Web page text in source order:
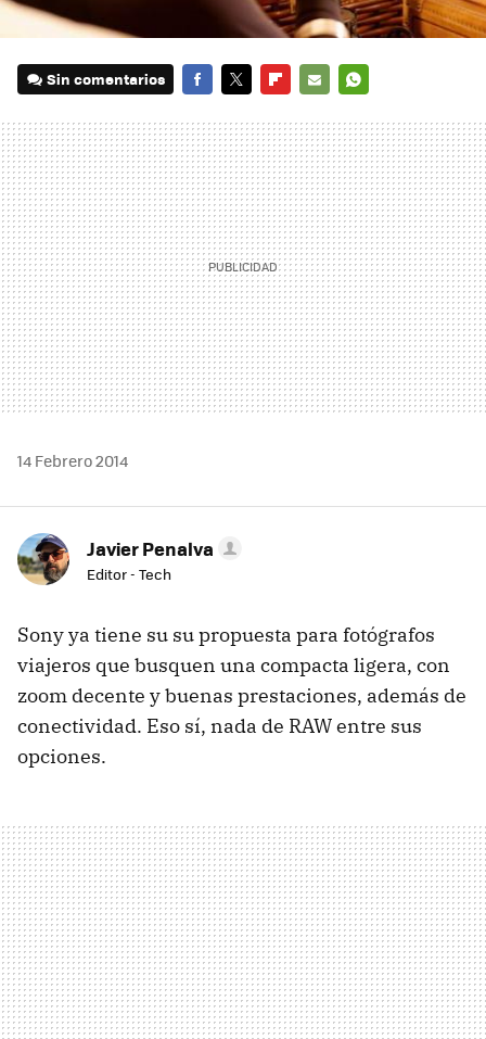
Sin comentarios
MAIL
14 Febrero 2014
Javier Penalva
Editor - Tech
Sony ya tiene su su propuesta para fotógrafos
viajeros que busquen una compacta ligera, con
zoom decente y buenas prestaciones, además de
conectividad. Eso sí, nada de RAW entre sus
opciones.